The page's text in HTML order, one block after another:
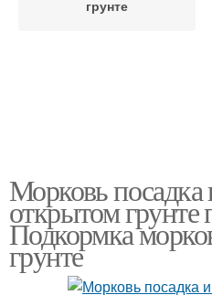
грунте
Морковь посадка
открытом грунте
Подкормка
грунте